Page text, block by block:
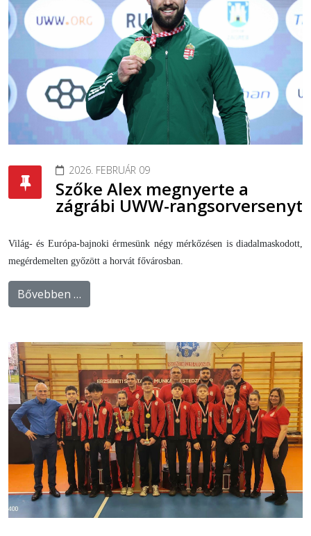
2026. FEBRUÁR 09
Szőke Alex megnyerte a
zágrábi UWW-rangsorversenyt
Világ- és Európa-bajnoki érmesünk négy mérkőzésen is diadalmaskodott,
megérdemelten győzött a horvát fővárosban.
Bővebben …